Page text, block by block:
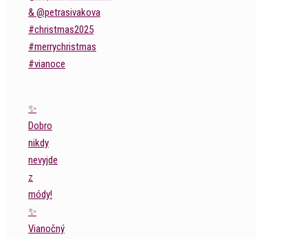
✨
Dobro
nikdy
nevyjde
z
módy!
✨
Vianočný